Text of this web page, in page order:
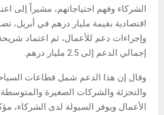
الشركاء وفهم احتياجاتهم، مشيراً إلى
اقتصادية بقيمة مليار درهم في أبريل،
وإجراءات دعم للأعمال، ثم اعتماد
إجمالي الدعم إلى 2.5 مليار درهم.
وقال إن هذا الدعم شمل قطاعات
والتجزئة والشركات الصغيرة
الأعمال ويوفر السيولة لدى الشركاء،